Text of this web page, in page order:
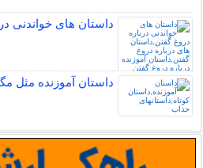
داستان های خواندنی
داستان آموزنده مثل